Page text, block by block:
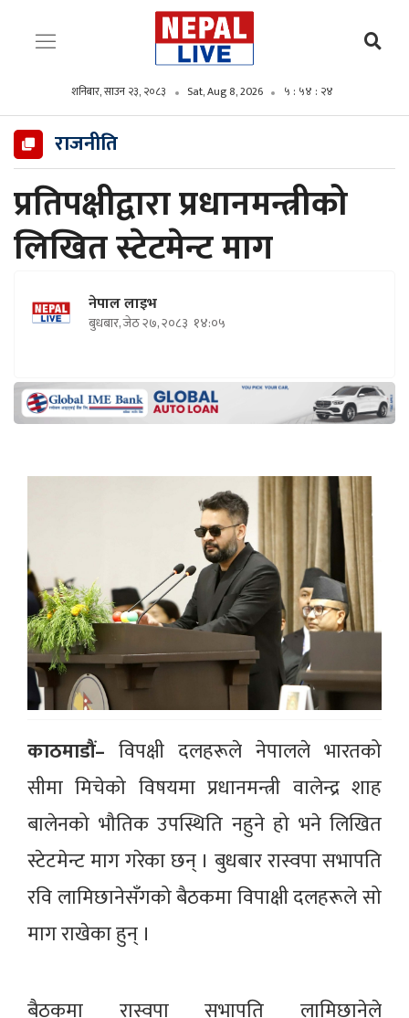
शनिबार, साउन २३, २०८३ Sat, Aug 8, 2026 ५ : ५४ : २५
राजनीति
प्रतिपक्षीद्वारा प्रधानमन्त्रीको
लिखित स्टेटमेन्ट माग
नेपाल लाइभ
बुधबार, जेठ २७, २०८३ १४:०५
काठमाडौं– विपक्षी दलहरूले नेपालले भारतको
सीमा मिचेको विषयमा प्रधानमन्त्री वालेन्द्र शाह
बालेनको भौतिक उपस्थिति नहुने हो भने लिखित
स्टेटमेन्ट माग गरेका छन् । बुधबार रास्वपा सभापति
रवि लामिछानेसँगको बैठकमा विपाक्षी दलहरूले सो
माग राखेका हुन् ।
बैठकमा रास्वपा सभापति लामिछानेले